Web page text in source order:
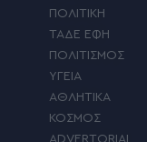
ΠΟΛΙΤΙΚΗ
ΤΑΔΕ ΕΦΗ
ΠΟΛΙΤΙΣΜΟΣ
ΥΓΕΙΑ
ΑΘΛΗΤΙΚΑ
ΚΟΣΜΟΣ
ADVERTORIAL